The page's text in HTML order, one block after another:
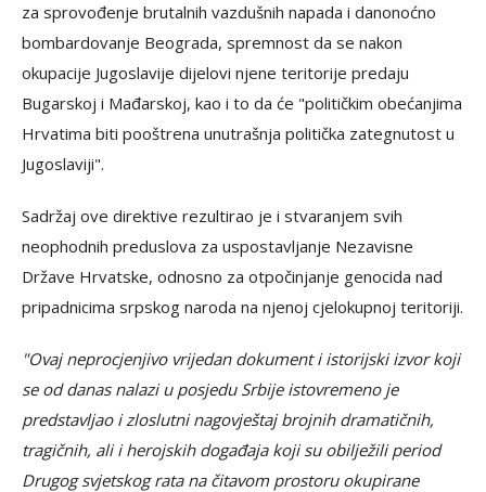
za sprovođenje brutalnih vazdušnih napada i danonoćno
bombardovanje Beograda, spremnost da se nakon
okupacije Jugoslavije dijelovi njene teritorije predaju
Bugarskoj i Mađarskoj, kao i to da će "političkim obećanjima
Hrvatima biti pooštrena unutrašnja politička zategnutost u
Jugoslaviji".
Sadržaj ove direktive rezultirao je i stvaranjem svih
neophodnih preduslova za uspostavljanje Nezavisne
Države Hrvatske, odnosno za otpočinjanje genocida nad
pripadnicima srpskog naroda na njenoj cjelokupnoj teritoriji.
"Ovaj neprocjenjivo vrijedan dokument i istorijski izvor koji
se od danas nalazi u posjedu Srbije istovremeno je
predstavljao i zloslutni nagovještaj brojnih dramatičnih,
tragičnih, ali i herojskih događaja koji su obilježili period
Drugog svjetskog rata na čitavom prostoru okupirane